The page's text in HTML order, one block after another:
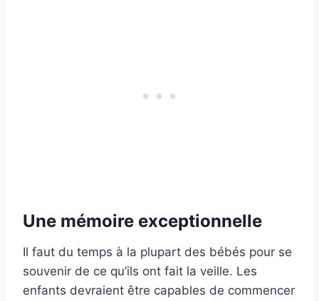
Une mémoire exceptionnelle
Il faut du temps à la plupart des bébés pour se
souvenir de ce qu’ils ont fait la veille. Les
enfants devraient être capables de commencer